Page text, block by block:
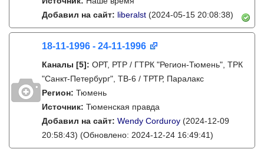
Добавил на сайт: liberalst (2024-05-15 20:08:38)
18-11-1996 - 24-11-1996
Каналы [5]: ОРТ, РТР / ГТРК "Регион-Тюмень", ТРК
"Санкт-Петербург", ТВ-6 / ТРТР, Паралакс
Регион: Тюмень
Источник: Тюменская правда
Добавил на сайт: Wendy Corduroy (2024-12-09
20:58:43) (Обновлено: 2024-12-24 16:49:41)